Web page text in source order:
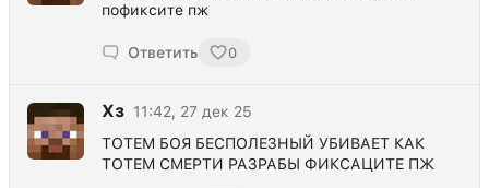
пофиксите пж
Ответить 0
Хз 11:42, 27 дек 25
ТОТЕМ БОЯ БЕСПОЛЕЗНЫЙ УБИВАЕТ КАК
ТОТЕМ СМЕРТИ РАЗРАБЫ ФИКСАЦИТЕ ПЖ